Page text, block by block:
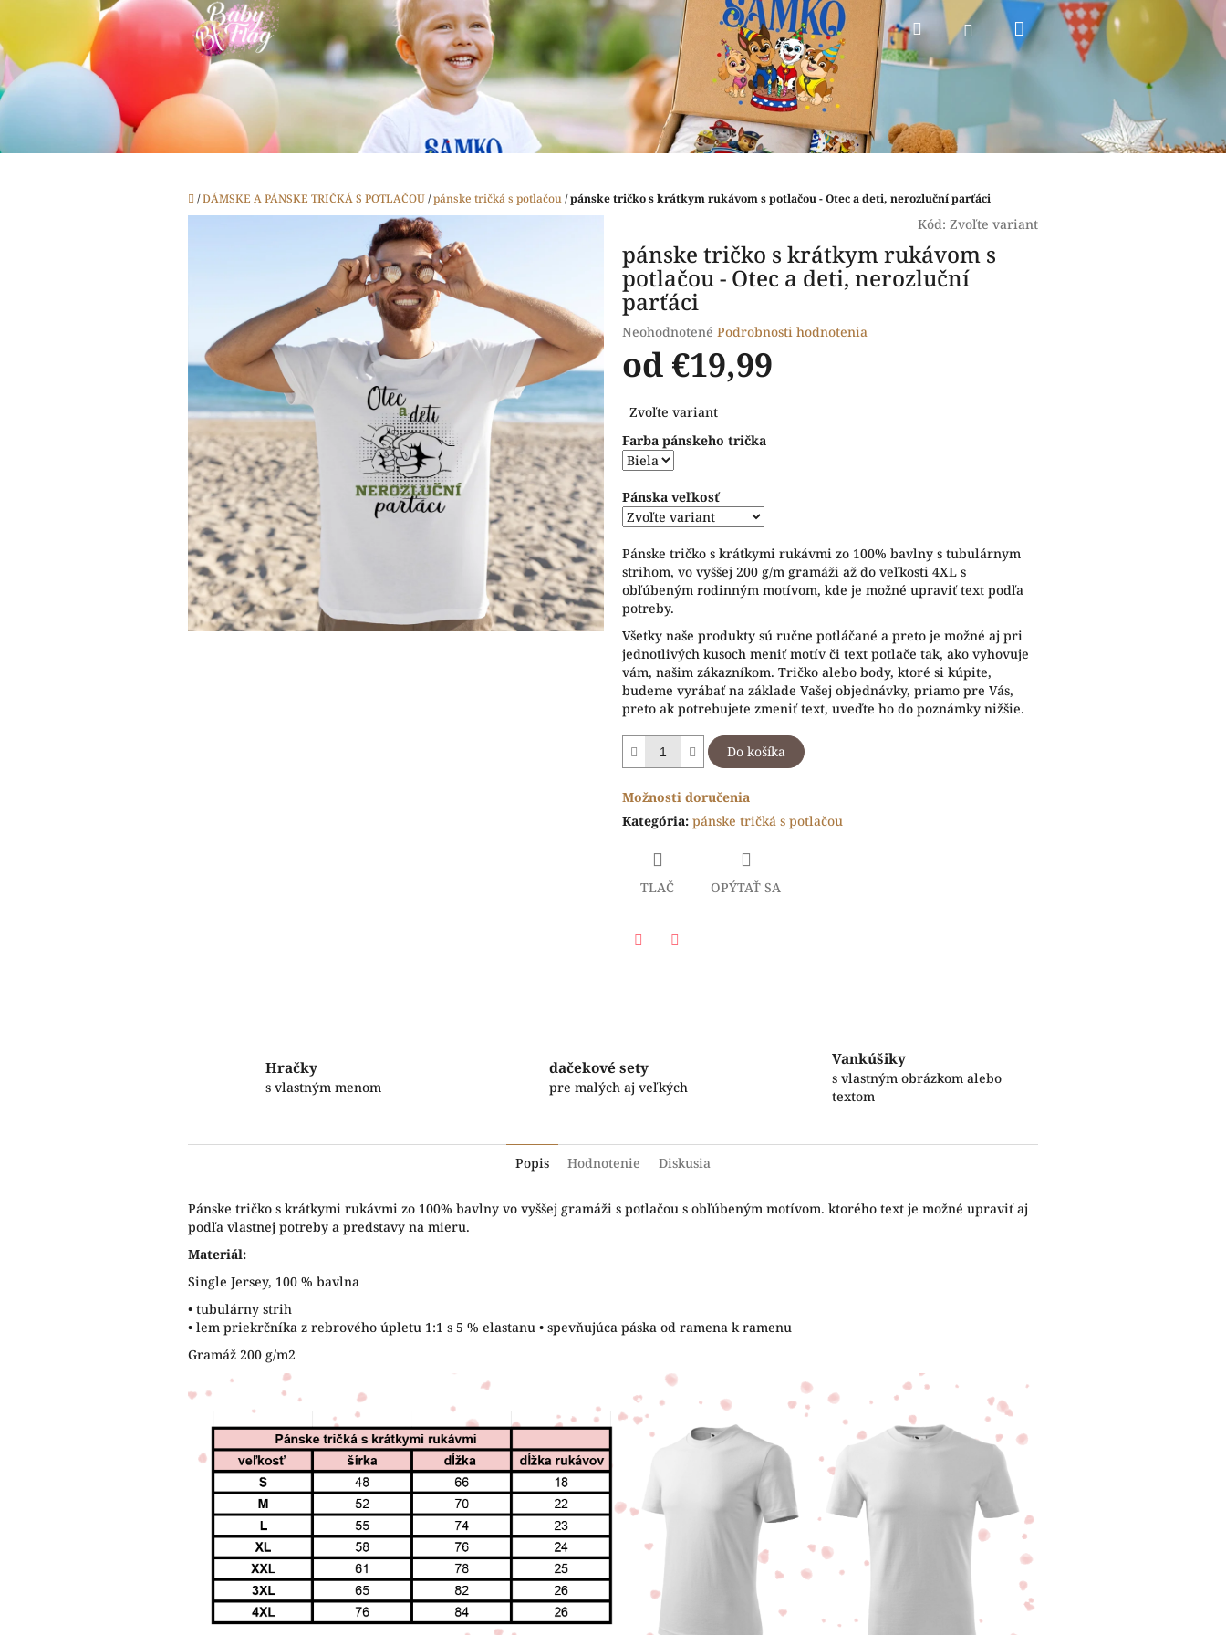
obsah
HľadaťPrihlásenieNákupný
Domov
/DÁMSKE A PÁNSKE TRIČKÁ S POTLAČOU/pánske tričká s potlačou/pánske tričko s krátkym rukávom s potlačou - Otec a deti, nerozluční parťáci
Kód: Zvoľte variant
pánske tričko s krátkym rukávom s
potlačou - Otec a deti, nerozluční
parťáci
Priemerné
hodnotenie
produktu
0,0
5
hviezdičiek.
Neohodnotené Podrobnosti hodnotenia
od €19,99
cena:
Zvoľte variant
Farba pánskeho trička
Pánska veľkosť
Pánske tričko s krátkymi rukávmi zo 100% bavlny s tubulárnym
strihom, vo vyššej 200 g/m gramáži až do veľkosti 4XL s
obľúbeným rodinným motívom, kde je možné upraviť text podľa
potreby.
Všetky naše produkty sú ručne potláčané a preto je možné aj pri
jednotlivých kusoch meniť motív či text potlače tak, ako vyhovuje
vám, našim zákazníkom. Tričko alebo body, ktoré si kúpite,
budeme vyrábať na základe Vašej objednávky, priamo pre Vás,
preto ak potrebujete zmeniť text, uveďte ho do poznámky nižšie.
Do košíka
Možnosti doručenia
Kategória: pánske tričká s potlačou
TLAČ OPÝTAŤ SA
Hračky
s vlastným menom
dačekové sety
pre malých aj veľkých
Vankúšiky
s vlastným obrázkom alebo
textom
Popis Hodnotenie Diskusia
Pánske tričko s krátkymi rukávmi zo 100% bavlny vo vyššej gramáži s potlačou s obľúbeným motívom. ktorého text je možné upraviť aj
podľa vlastnej potreby a predstavy na mieru.
Materiál:
Single Jersey, 100 % bavlna
• tubulárny strih
• lem priekrčníka z rebrového úpletu 1:1 s 5 % elastanu • spevňujúca páska od ramena k ramenu
Gramáž 200 g/m2